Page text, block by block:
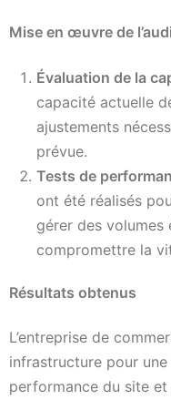
Mise en œuvre de
Évaluation de la
capacité actuelle
ajustements
prévue.
Tests de
ont été réalisés
gérer des volumes
compromettre la
Résultats obtenus
L’entreprise de
infrastructure pour
performance du site